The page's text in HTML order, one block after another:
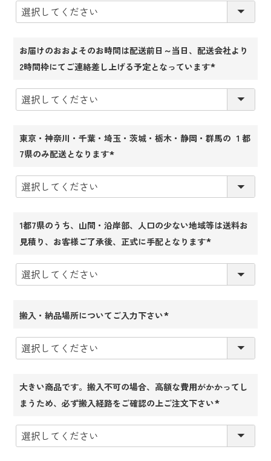
須)
お届けのおおよそのお時間は配送前日～当日、配送会社より
2時間枠にてご連絡差し上げる予定となっています
東京・神奈川・千葉・埼玉・茨城・栃木・静岡・群馬の １都
7県のみ配送となります
1都7県のうち、山間・沿岸部、人口の少ない地域等は送料お
見積り、お客様ご了承後、正式に手配となります
搬入・納品場所についてご入力下さい
大きい商品です。搬入不可の場合、高額な費用がかかってし
まうため、必ず搬入経路をご確認の上ご注文下さい